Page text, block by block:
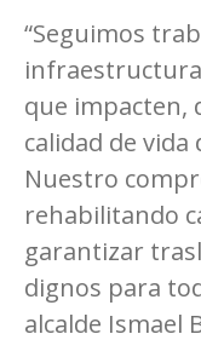
“Seguimos
que impacten,
calidad de vida
Nuestro
rehabilitando
garantizar
dignos para
alcalde Ismael